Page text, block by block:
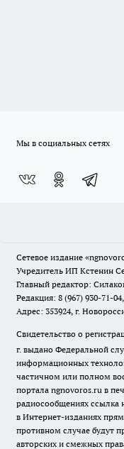
Мы в социальных сетях
Сетевое издание
Учредитель ИП Кстенин
Главный редактор:
Редакция: 8 (967) 930-71-
Адрес: 353924, г.
Свидетельство о
г. выдано Федеральной
информационных
частичном или полном
портала ngnovoros.ru в
радиосообщениях ссылка
в Интернет-изданиях
противном случае будут
авторских и смежных